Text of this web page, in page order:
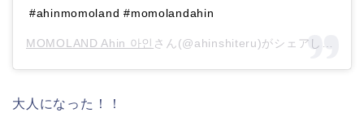
#ahinmomoland #momolandahin
MOMOLAND Ahin 아인 さん(@ahinshiteru)がシェアした投稿 –
大人になった！！